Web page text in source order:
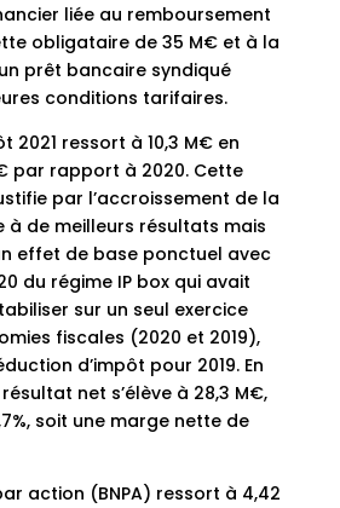
liée au remboursement
obligataire de 35 M€ et à la
prêt bancaire syndiqué
conditions tarifaires.
2021 ressort à 10,3 M€ en
par rapport à 2020. Cette
par l’accroissement de la
à de meilleurs résultats mais
effet de base ponctuel avec
du régime IP box qui avait
sur un seul exercice
fiscales (2020 et 2019),
d’impôt pour 2019. En
net s’élève à 28,3 M€,
soit une marge nette de
action (BNPA) ressort à 4,42